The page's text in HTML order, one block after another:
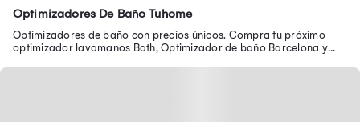
Optimizadores De Baño Tuhome
Optimizadores de baño con precios únicos. Compra tu próximo
optimizador lavamanos Bath, Optimizador de baño Barcelona y